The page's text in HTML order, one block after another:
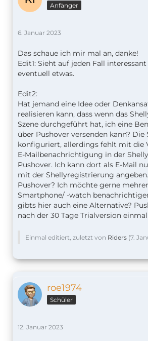
Anfänger
6. Januar 2023
Das schaue ich mir mal an, danke!
Edit1: Sieht auf jeden Fall
eventuell etwas.
Edit2:
Hat jemand eine Idee oder
realisieren kann, dass wenn das
Szene durchgeführt hat, ich eine
über Pushover versenden kann? Die
konfiguriert, allerdings fehlt mit die
E-Mailbenachrichtigung in der
Pushover. Ich kann dort als E-Mail
mit der Shellyregistrierung
Pushover? Ich möchte gerne
Smartphone/ -watch
gibts hier auch eine Alternative?
nach der 30 Tage Trialversion
Einmal editiert, zuletzt von Riders (7.
roe1974
Schüler
12. Januar 2023